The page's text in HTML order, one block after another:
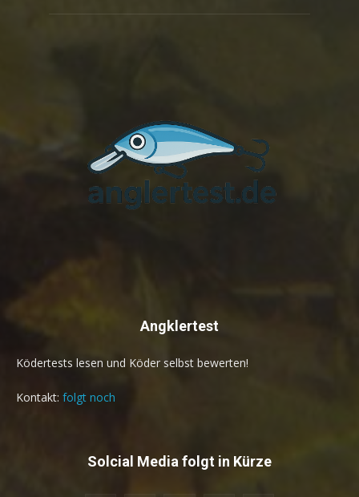
Angklertest
Ködertests lesen und Köder selbst bewerten!
Kontakt: folgt noch
Solcial Media folgt in Kürze